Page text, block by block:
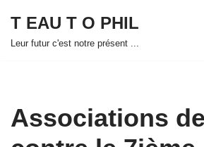
Aller
T EAU T O PHIL
Leur futur c'est notre présent ...
Associations